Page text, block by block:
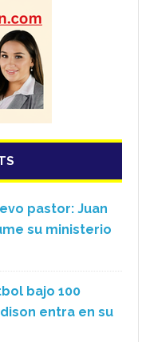
pastor: Juan
su ministerio
bajo 100
entra en su